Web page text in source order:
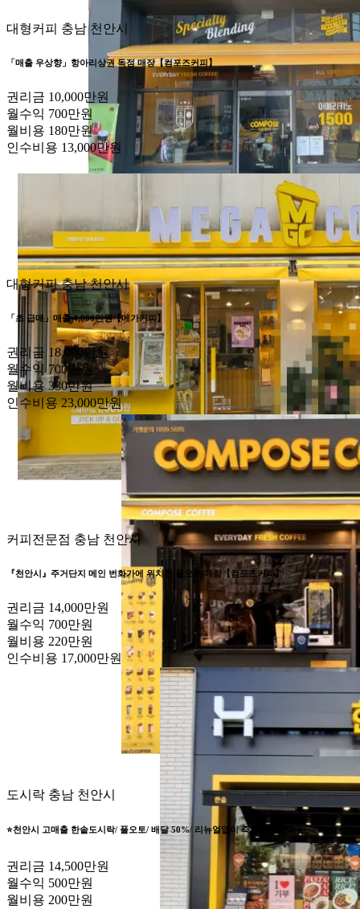
대형커피 충남 천안시
「매출 우상향」항아리상권 독점 매장【컴포즈커피】
권리금 10,000만원
월수익 700만원
월비용 180만원
인수비용 13,000만원
대형커피 충남 천안시
「초 급매」매출 4,000만원【메가커피】
권리금 18,000만원
월수익 700만원
월비용 330만원
인수비용 23,000만원
커피전문점 충남 천안시
『천안시』주거단지 메인 번화가에 위치한 풀오토 매장【컴포즈커피】
권리금 14,000만원
월수익 700만원
월비용 220만원
인수비용 17,000만원
도시락 충남 천안시
⭐️천안시 고매출 한솥도시락/ 풀오토/ 배달 50%/ 리뉴얼없이 즉시 운영가능⭐️
권리금 14,500만원
월수익 500만원
월비용 200만원